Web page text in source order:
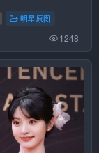
明星原图
1248